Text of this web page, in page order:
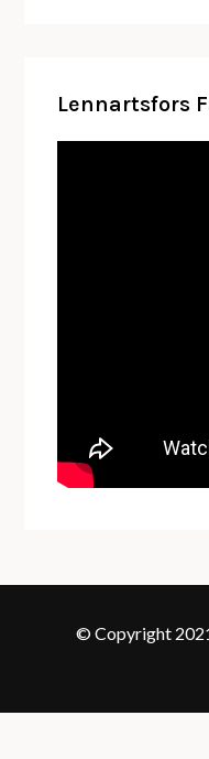
Lennartsfors
© Copyright